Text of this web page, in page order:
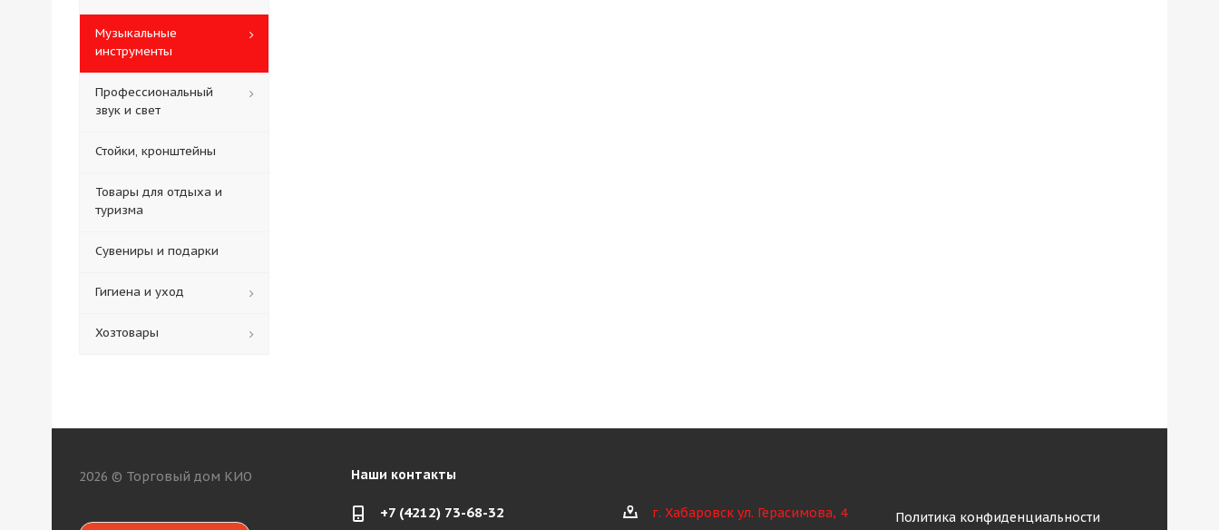
Музыкальные
инструменты
Профессиональный
звук и свет
Стойки, кронштейны
Товары для отдыха и
туризма
Сувениры и подарки
Гигиена и уход
Хозтовары
2026 © Торговый дом КИО Наши контакты
+7 (4212) 73-68-32 г. Хабаровск ул. Герасимова, 4 Политика конфиденциальности